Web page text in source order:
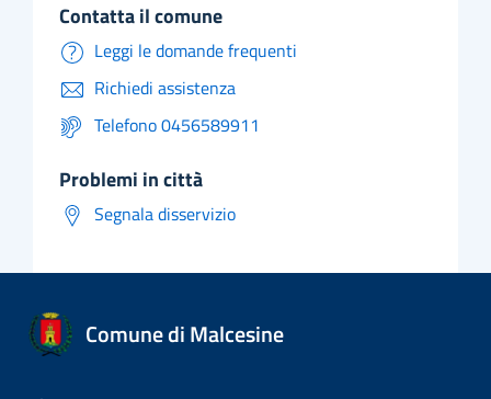
contatta il comune
Leggi le domande frequenti
Richiedi assistenza
Telefono 0456589911
problemi in città
Segnala disservizio
Comune di Malcesine